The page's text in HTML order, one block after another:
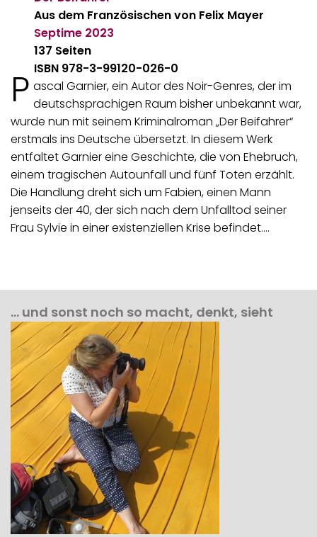
Aus dem Französischen von Felix Mayer
Septime 2023
137 Seiten
ISBN 978-3-99120-026-0
P ascal Garnier, ein Autor des Noir-Genres, der im
deutschsprachigen Raum bisher unbekannt war,
wurde nun mit seinem Kriminalroman „Der Beifahrer“
erstmals ins Deutsche übersetzt. In diesem Werk
entfaltet Garnier eine Geschichte, die von Ehebruch,
einem tragischen Autounfall und fünf Toten erzählt.
Die Handlung dreht sich um Fabien, einen Mann
jenseits der 40, der sich nach dem Unfalltod seiner
Frau Sylvie in einer existenziellen Krise befindet.…
… und sonst noch so macht, denkt, sieht